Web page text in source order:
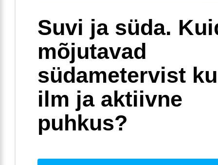
Suvi ja süda.
mõjutavad
südametervist
ilm ja aktiivne
puhkus?